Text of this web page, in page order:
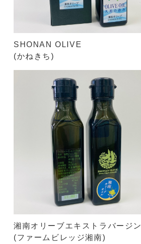
SHONAN OLIVE
(かねきち)
湘南オリーブエキストラバージン
(ファームビレッジ湘南)